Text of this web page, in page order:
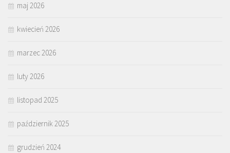
maj 2026
kwiecień 2026
marzec 2026
luty 2026
listopad 2025
październik 2025
grudzień 2024